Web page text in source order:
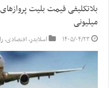
میلیونی
۱۴۰۵/۰۴/۲۳ اسلایدر,اقتصادی,